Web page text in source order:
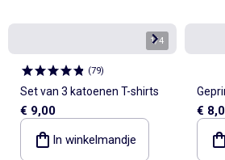
1/4
(79)
Set van 3 katoenen T-shirts
€ 9,00
In winkelmandje
€